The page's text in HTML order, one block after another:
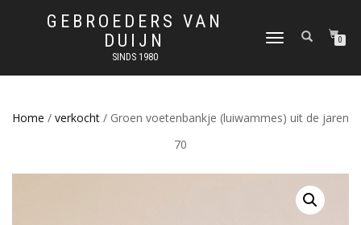
GEBROEDERS VAN
DUIJN
SINDS 1980
SCHAKEL
0
Home / verkocht / Groen voetenbankje (luiwammes) uit de jaren
70